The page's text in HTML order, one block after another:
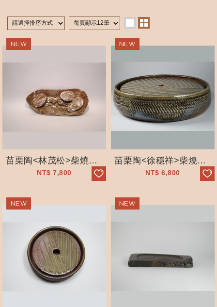
苗栗陶<林茂松>柴燒茶盤_手工拉坯_自然落灰_精美茶具_獨一無二_五穀文化...
NT$ 7,800
苗栗陶<徐穩祥>柴燒中茶盤_手工拉坯_自然落灰_精美茶具_獨一無二_五穀文...
NT$ 6,800